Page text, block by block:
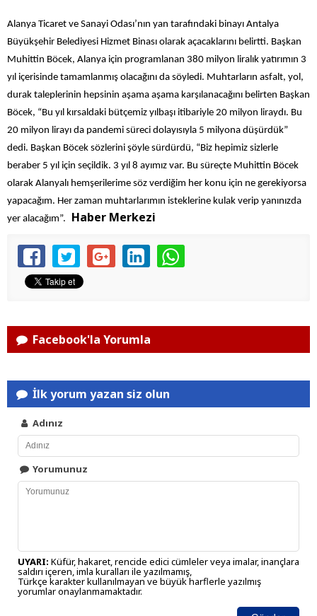
Alanya Ticaret ve Sanayi Odası’nın yan tarafındaki binayı Antalya
Büyükşehir Belediyesi Hizmet Binası olarak açacaklarını belirtti. Başkan
Muhittin Böcek, Alanya için programlanan 380 milyon liralık yatırımın 3
yıl içerisinde tamamlanmış olacağını da söyledi. Muhtarların asfalt, yol,
durak taleplerinin hepsinin aşama aşama karşılanacağını belirten Başkan
Böcek, “Bu yıl kırsaldaki bütçemiz yılbaşı itibariyle 20 milyon liraydı. Bu
20 milyon lirayı da pandemi süreci dolayısıyla 5 milyona düşürdük”
dedi. Başkan Böcek sözlerini şöyle sürdürdü, “Biz hepimiz sizlerle
beraber 5 yıl için seçildik. 3 yıl 8 ayımız var. Bu süreçte Muhittin Böcek
olarak Alanyalı hemşerilerime söz verdiğim her konu için ne gerekiyorsa
yapacağım. Her zaman muhtarlarımın isteklerine kulak verip yanınızda
yer alacağım”.
Haber Merkezi
Facebook'la Yorumla
İlk yorum yazan siz olun
Adınız
Yorumunuz
UYARI: Küfür, hakaret, rencide edici cümleler veya imalar, inançlara
saldırı içeren, imla kuralları ile yazılmamış,
Türkçe karakter kullanılmayan ve büyük harflerle yazılmış
yorumlar onaylanmamaktadır.